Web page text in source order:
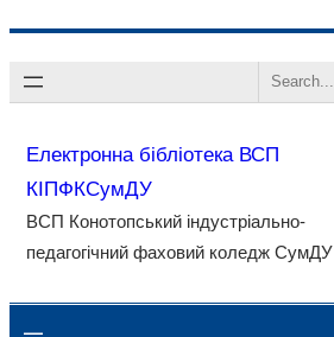
до
Search
Електронна бібліотека ВСП
КІПФКСумДУ
ВСП Конотопський індустріально-
педагогічний фаховий коледж СумДУ